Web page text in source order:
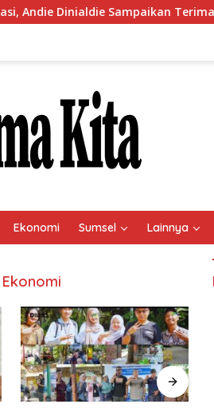
Dinialdie Sampaikan Terima Kasih
Ekonomi Sumsel Lainnya